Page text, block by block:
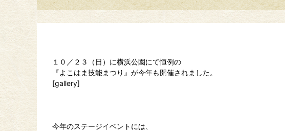
１０／２３（日）に横浜公園にて恒例の
『よこはま技能まつり』が今年も開催されました。
[gallery]
今年のステージイベントには、